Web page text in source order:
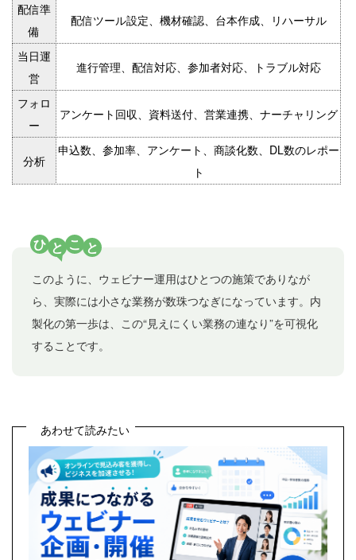
配信準
備
配信ツール設定、機材確認、台本作成、リハーサル
当日運
営
進行管理、配信対応、参加者対応、トラブル対応
フォロ
ー
アンケート回収、資料送付、営業連携、ナーチャリング
分析
申込数、参加率、アンケート、商談化数、DL数のレポー
ト
ひ と こ と
このように、ウェビナー運用はひとつの施策でありなが
ら、実際には小さな業務が数珠つなぎになっています。内
製化の第一歩は、この“見えにくい業務の連なり”を可視化
することです。
あわせて読みたい